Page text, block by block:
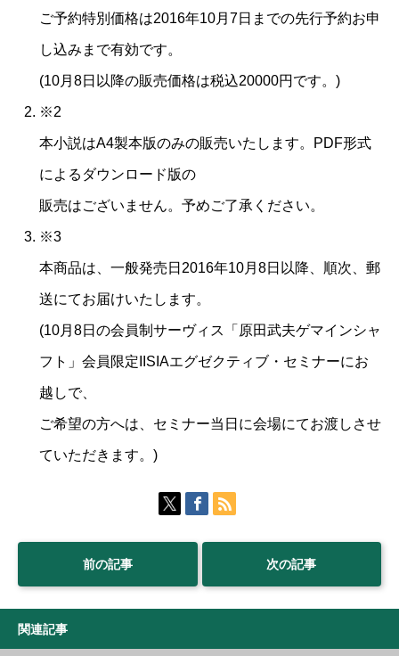
ご予約特別価格は2016年10月7日までの先行予約お申
し込みまで有効です。
(10月8日以降の販売価格は税込20000円です。)
※2
本小説はA4製本版のみの販売いたします。PDF形式
によるダウンロード版の
販売はございません。予めご了承ください。
※3
本商品は、一般発売日2016年10月8日以降、順次、郵
送にてお届けいたします。
(10月8日の会員制サーヴィス「原田武夫ゲマインシャ
フト」会員限定IISIAエグゼクティブ・セミナーにお
越しで、
ご希望の方へは、セミナー当日に会場にてお渡しさせ
ていただきます。)
前の記事 次の記事
関連記事